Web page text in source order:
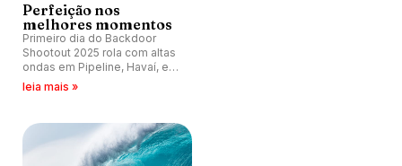
Perfeição nos
melhores momentos
Primeiro dia do Backdoor
Shootout 2025 rola com altas
ondas em Pipeline, Havaí, e
canal Surfers of Hawaii
leia mais »